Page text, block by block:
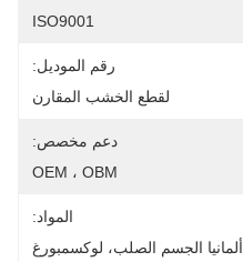
ISO9001
رقم الموديل:
لقطع الخشب المقارن
دعم مخصص:
OEM ، OBM
المواد:
ألمانيا الجسم الصلب، لوكسمبورغ